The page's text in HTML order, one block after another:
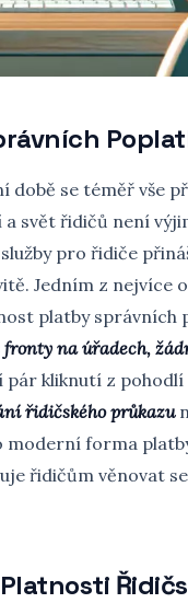
době se téměř vše
svět řidičů není
pro řidiče
Jedním z nejvíce
platby správních
fronty na úřadech,
pár kliknutí z pohodlí
řidičského průkazu
moderní forma
řidičům věnovat